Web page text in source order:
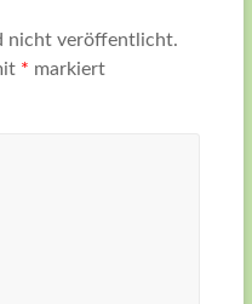
nicht veröffentlicht.
* markiert